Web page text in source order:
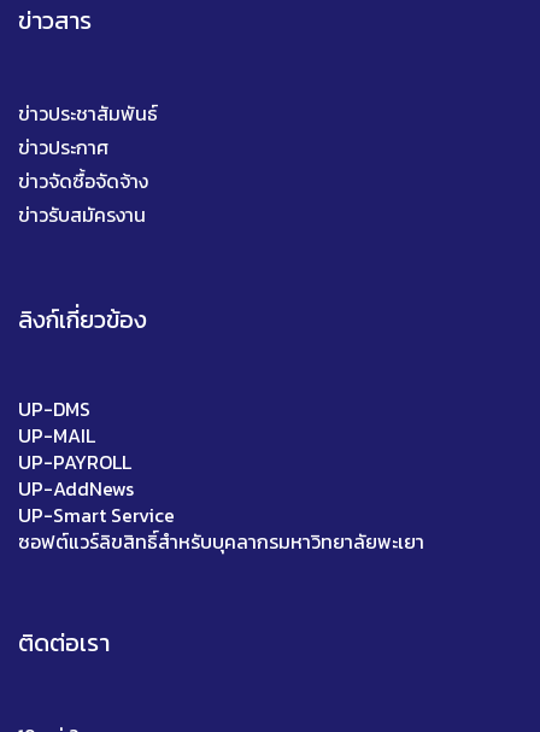
ข่าวสาร
ข่าวประชาสัมพันธ์
ข่าวประกาศ
ข่าวจัดซื้อจัดจ้าง
ข่าวรับสมัครงาน
ลิงก์เกี่ยวข้อง
UP-DMS
UP-MAIL
UP-PAYROLL
UP-AddNews
UP-Smart Service
ซอฟต์แวร์ลิขสิทธิ์สำหรับบุคลากรมหาวิทยาลัยพะเยา
ติดต่อเรา